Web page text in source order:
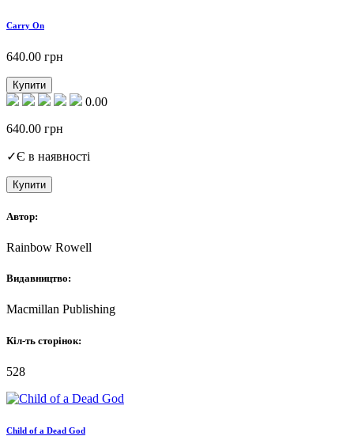
Carry On
640.00 грн
Купити
0.00
640.00 грн
✓Є в наявності
Купити
Автор:
Rainbow Rowell
Видавництво:
Macmillan Publishing
Кіл-ть сторінок:
528
Child of a Dead God